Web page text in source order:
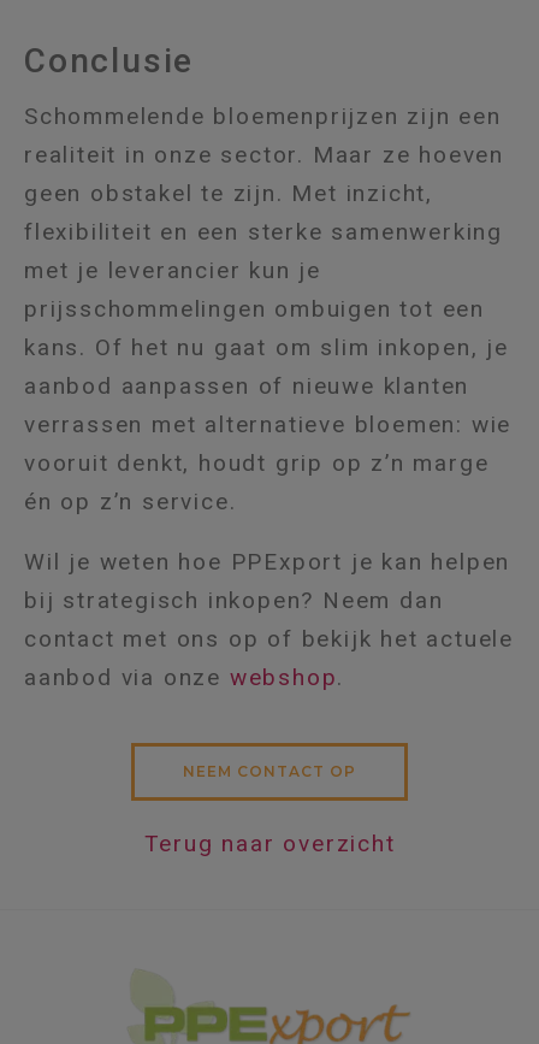
Conclusie
Schommelende bloemenprijzen zijn een
realiteit in onze sector. Maar ze hoeven
geen obstakel te zijn. Met inzicht,
flexibiliteit en een sterke samenwerking
met je leverancier kun je
prijsschommelingen ombuigen tot een
kans. Of het nu gaat om slim inkopen, je
aanbod aanpassen of nieuwe klanten
verrassen met alternatieve bloemen: wie
vooruit denkt, houdt grip op z’n marge
én op z’n service.
Wil je weten hoe PPExport je kan helpen
bij strategisch inkopen? Neem dan
contact met ons op of bekijk het actuele
aanbod via onze webshop.
NEEM CONTACT OP
Terug naar overzicht